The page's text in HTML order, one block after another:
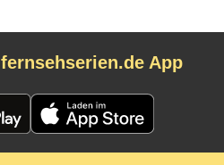
fernsehserien.de App